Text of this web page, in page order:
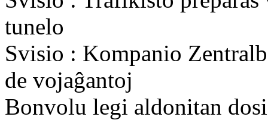
tunelo
Svisio : Kompanio
de vojaĝantoj
Bonvolu legi aldonitan